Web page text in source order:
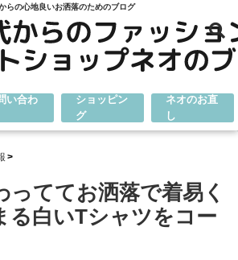
らの心地良いお洒落のためのブログ
い合わ
ショッピン
グ
ネオのお直
し
っててお洒落で着易く
る白いTシャツをコー